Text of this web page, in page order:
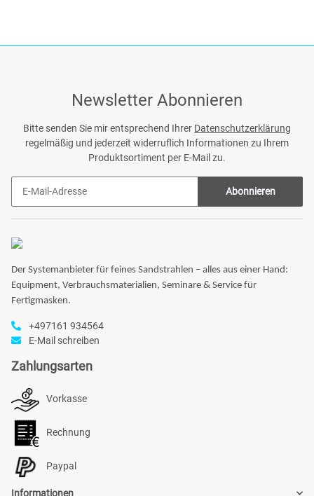
Newsletter Abonnieren
Bitte senden Sie mir entsprechend Ihrer Datenschutzerklärung
regelmäßig und jederzeit widerruflich Informationen zu Ihrem
Produktsortiment per E-Mail zu.
Abonnieren
Der Systemanbieter für feines Sandstrahlen – alles aus einer Hand:
Equipment, Verbrauchsmaterialien, Seminare & Service für
Fertigmasken.
+497161 934564
E-Mail schreiben
Zahlungsarten
Vorkasse
Rechnung
Paypal
Informationen